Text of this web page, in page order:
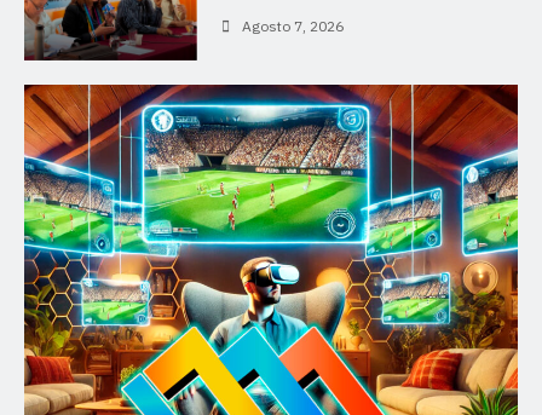
Agosto 7, 2026